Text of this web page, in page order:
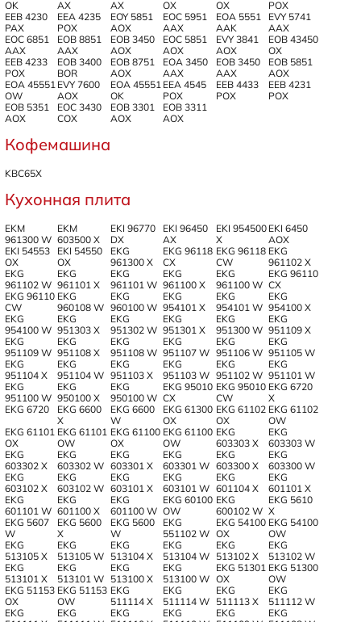
OK
AX
AX
OX
OX
POX
EEB 4230
PAX
EEA 4235
POX
EOY 5851
AOX
EOC 5951
AAX
EOA 5551
AAK
EVY 5741
AAX
EOC 6851
AAX
EOB 8851
AAX
EOB 3450
AOX
EOC 5851
AOX
EVY 3841
AOX
EOB 43450
OX
EEB 4233
POX
EOB 3400
BOR
EOB 8751
AOX
EOA 3450
AAX
EOB 3450
AAX
EOB 5851
AOX
EOA 45551
OW
EVY 7600
AOX
EOA 45551
OK
EEA 4545
POX
EEB 4433
POX
EEB 4231
POX
EOB 5351
AOX
EOC 3430
COX
EOB 3301
AOX
EOB 3311
AOX
Кофемашина
KBC65X
Кухонная плита
EKM
961300 W
EKM
603500 X
EKI 96770
DX
EKI 96450
AX
EKI 954500
X
EKI 6450
AOX
EKI 54553
OX
EKI 54550
OX
EKG
961300 X
EKG 96118
CX
EKG 96118
CW
EKG
961102 X
EKG
961102 W
EKG
961101 X
EKG
961101 W
EKG
961100 X
EKG
961100 W
EKG 96110
CX
EKG 96110
CW
EKG
960108 W
EKG
960100 W
EKG
954101 X
EKG
954101 W
EKG
954100 X
EKG
954100 W
EKG
951303 X
EKG
951302 W
EKG
951301 X
EKG
951300 W
EKG
951109 X
EKG
951109 W
EKG
951108 X
EKG
951108 W
EKG
951107 W
EKG
951106 W
EKG
951105 W
EKG
951104 X
EKG
951104 W
EKG
951103 X
EKG
951103 W
EKG
951102 W
EKG
951101 W
EKG
951100 W
EKG
950100 X
EKG
950100 W
EKG 95010
CX
EKG 95010
CW
EKG 6720
X
EKG 6720
EKG 6600
X
EKG 6600
W
EKG 61300
OX
EKG 61102
OX
EKG 61102
OW
EKG 61101
OX
EKG 61101
OW
EKG 61100
OX
EKG 61100
OW
EKG
603303 X
EKG
603303 W
EKG
603302 X
EKG
603302 W
EKG
603301 X
EKG
603301 W
EKG
603300 X
EKG
603300 W
EKG
603102 X
EKG
603102 W
EKG
603101 X
EKG
603101 W
EKG
601104 X
EKG
601101 X
EKG
601101 W
EKG
601100 X
EKG
601100 W
EKG 60100
OW
EKG
600102 W
EKG 5610
X
EKG 5607
W
EKG 5600
X
EKG 5600
W
EKG
551102 W
EKG 54100
OX
EKG 54100
OW
EKG
513105 X
EKG
513105 W
EKG
513104 X
EKG
513104 W
EKG
513102 X
EKG
513102 W
EKG
513101 X
EKG
513101 W
EKG
513100 X
EKG
513100 W
EKG 51301
OX
EKG 51300
OW
EKG 51153
OX
EKG 51153
OW
EKG
511114 X
EKG
511114 W
EKG
511113 X
EKG
511112 W
EKG
EKG
EKG
EKG
EKG
EKG